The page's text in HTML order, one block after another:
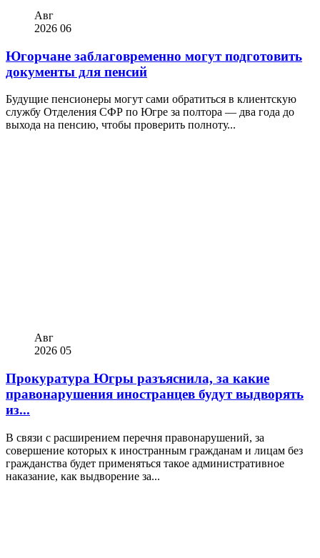
Авг
2026 06
Югорчане заблаговременно могут подготовить
документы для пенсий
Будущие пенсионеры могут сами обратиться в клиентскую
службу Отделения СФР по Югре за полтора — два года до
выхода на пенсию, чтобы проверить полноту...
Авг
2026 05
Прокуратура Югры разъяснила, за какие
правонарушения иностранцев будут выдворять
из...
В связи с расширением перечня правонарушений, за
совершение которых к иностранным гражданам и лицам без
гражданства будет применяться такое административное
наказание, как выдворение за...